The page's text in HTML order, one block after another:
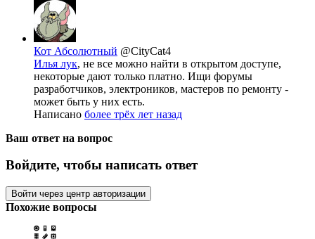
Кот Абсолютный @CityCat4
Илья лук, не все можно найти в открытом доступе,
некоторые дают только платно. Ищи форумы
разработчиков, электроников, мастеров по ремонту -
может быть у них есть.
Написано более трёх лет назад
Ваш ответ на вопрос
Войдите, чтобы написать ответ
Войти через центр авторизации
Похожие вопросы